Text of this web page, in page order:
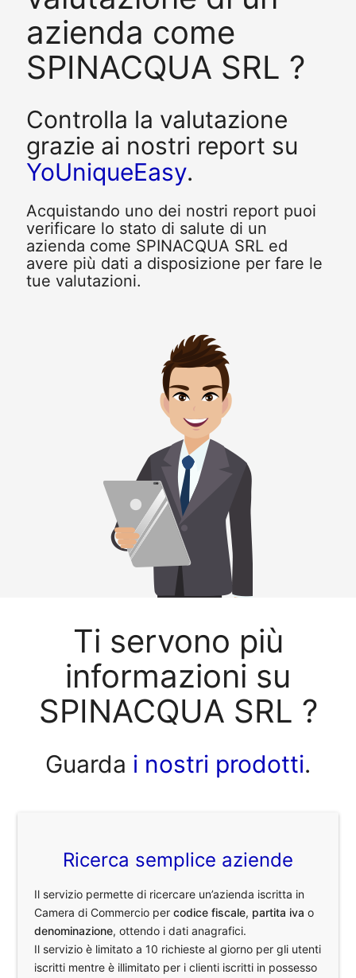
azienda come
SPINACQUA SRL ?
Controlla la valutazione
grazie ai nostri report su
YoUniqueEasy.
Acquistando uno dei nostri report puoi
verificare lo stato di salute di un
azienda come SPINACQUA SRL ed
avere più dati a disposizione per fare le
tue valutazioni.
Ti servono più
informazioni su
SPINACQUA SRL ?
Guarda i nostri prodotti.
Ricerca semplice aziende
Il servizio permette di ricercare un’azienda iscritta in
Camera di Commercio percodice fiscale, partita iva o
denominazione, ottendo i dati anagrafici.
Il servizio è limitato a 10 richieste al giorno per gli utenti
iscritti mentre è illimitato per i clienti iscritti in possesso